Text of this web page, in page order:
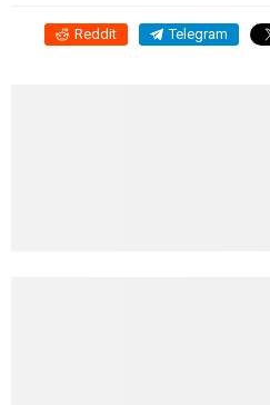
Reddit Telegram